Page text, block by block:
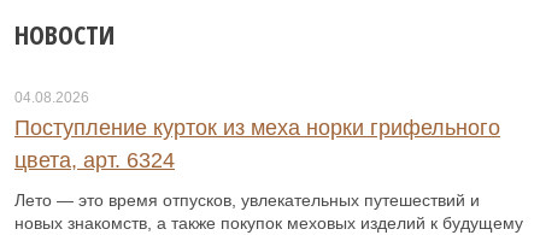
НОВОСТИ
04.08.2026
Поступление курток из меха норки грифельного
цвета, арт. 6324
Лето — это время отпусков, увлекательных путешествий и
новых знакомств, а также покупок меховых изделий к будущему